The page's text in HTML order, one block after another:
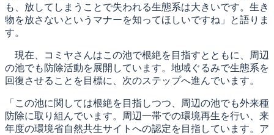
も、放してしまうことで失われる生態系は大きいです。生き
物を放さないというマナーを知ってほしいですね」と語りま
す。
現在、コミヤさんはこの池で根絶を目指すとともに、周辺
の池でも防除活動を展開しています。地域ぐるみで生態系を
回復させることを目標に、次のステップへ進んでいます。
「この池に関しては根絶を目指しつつ、周辺の池でも外来種
防除に取り組んでいます。周辺一帯での環境再生を行い、来
年度の環境省自然共生サイトへの認定を目指しています。ア